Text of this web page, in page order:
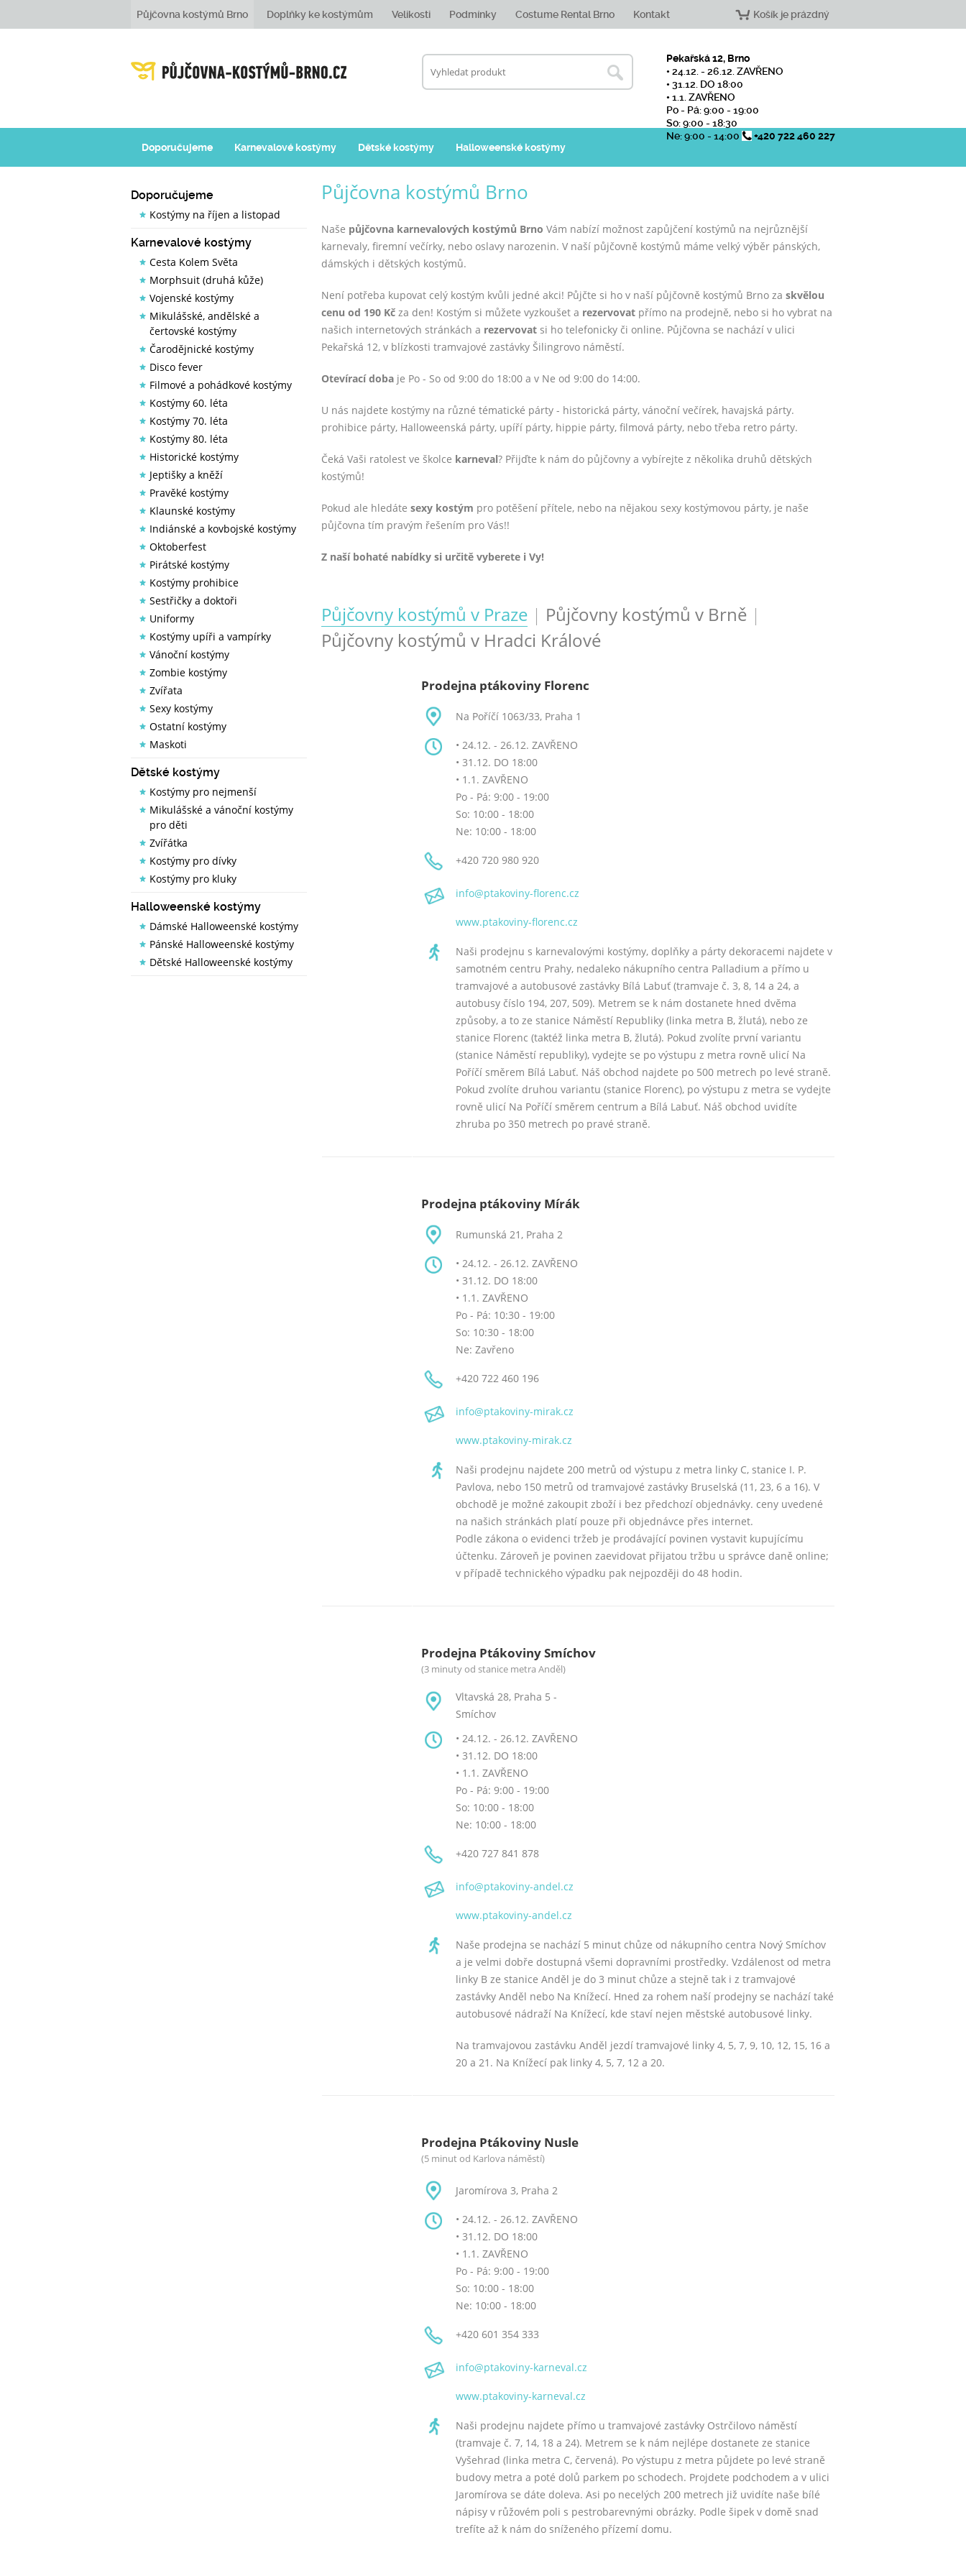
Půjčovna kostýmů Brno Doplňky ke kostýmům Velikosti Podmínky Costume Rental Brno Kontakt Košík je prázdný
Pekařská 12, Brno
• 24.12. - 26.12. ZAVŘENO
• 31.12. DO 18:00
• 1.1. ZAVŘENO
Po - Pá: 9:00 - 19:00
So: 9:00 - 18:30
Ne: 9:00 - 14:00
+420 722 460 227
Doporučujeme
Karnevalové kostýmy Dětské kostýmy Halloweenské kostýmy
Doporučujeme
Kostýmy na říjen a listopad
Karnevalové kostýmy
Cesta Kolem Světa
Morphsuit (druhá kůže)
Vojenské kostýmy
Mikulášské, andělské a
čertovské kostýmy
Čarodějnické kostýmy
Disco fever
Filmové a pohádkové kostýmy
Kostýmy 60. léta
Kostýmy 70. léta
Kostýmy 80. léta
Historické kostýmy
Jeptišky a kněží
Pravěké kostýmy
Klaunské kostýmy
Indiánské a kovbojské kostýmy
Oktoberfest
Pirátské kostýmy
Kostýmy prohibice
Sestřičky a doktoři
Uniformy
Kostýmy upíři a vampírky
Vánoční kostýmy
Zombie kostýmy
Zvířata
Sexy kostýmy
Ostatní kostýmy
Maskoti
Dětské kostýmy
Kostýmy pro nejmenší
Mikulášské a vánoční kostýmy
pro děti
Zvířátka
Kostýmy pro dívky
Kostýmy pro kluky
Halloweenské kostýmy
Dámské Halloweenské kostýmy
Pánské Halloweenské kostýmy
Dětské Halloweenské kostýmy
Půjčovna kostýmů Brno
Naše půjčovna karnevalových kostýmů Brno Vám nabízí možnost zapůjčení kostýmů na nejrůznější
karnevaly, firemní večírky, nebo oslavy narozenin. V naší půjčovně kostýmů máme velký výběr pánských,
dámských i dětských kostýmů.
Není potřeba kupovat celý kostým kvůli jedné akci! Půjčte si ho v naší půjčovně kostýmů Brno za skvělou
cenu od 190 Kč za den! Kostým si můžete vyzkoušet a rezervovat přímo na prodejně, nebo si ho vybrat na
našich internetových stránkách a rezervovat si ho telefonicky či online. Půjčovna se nachází v ulici
Pekařská 12, v blízkosti tramvajové zastávky Šilingrovo náměstí.
Otevírací doba je Po - So od 9:00 do 18:00 a v Ne od 9:00 do 14:00.
U nás najdete kostýmy na různé tématické párty - historická párty, vánoční večírek, havajská párty.
prohibice párty, Halloweenská párty, upíří párty, hippie párty, filmová párty, nebo třeba retro párty.
Čeká Vaši ratolest ve školce karneval? Přijďte k nám do půjčovny a vybírejte z několika druhů dětských
kostýmů!
Pokud ale hledáte sexy kostým pro potěšení přítele, nebo na nějakou sexy kostýmovou párty, je naše
půjčovna tím pravým řešením pro Vás!!
Z naší bohaté nabídky si určitě vyberete i Vy!
Půjčovny kostýmů v Praze | Půjčovny kostýmů v Brně |
Půjčovny kostýmů v Hradci Králové
Prodejna ptákoviny Florenc
Na Poříčí 1063/33, Praha 1
• 24.12. - 26.12. ZAVŘENO
• 31.12. DO 18:00
• 1.1. ZAVŘENO
Po - Pá: 9:00 - 19:00
So: 10:00 - 18:00
Ne: 10:00 - 18:00
+420 720 980 920
info@ptakoviny-florenc.cz
www.ptakoviny-florenc.cz
Naši prodejnu s karnevalovými kostýmy, doplňky a párty dekoracemi najdete v
samotném centru Prahy, nedaleko nákupního centra Palladium a přímo u
tramvajové a autobusové zastávky Bílá Labuť (tramvaje č. 3, 8, 14 a 24, a
autobusy číslo 194, 207, 509). Metrem se k nám dostanete hned dvěma
způsoby, a to ze stanice Náměstí Republiky (linka metra B, žlutá), nebo ze
stanice Florenc (taktéž linka metra B, žlutá). Pokud zvolíte první variantu
(stanice Náměstí republiky), vydejte se po výstupu z metra rovně ulicí Na
Poříčí směrem Bílá Labuť. Náš obchod najdete po 500 metrech po levé straně.
Pokud zvolíte druhou variantu (stanice Florenc), po výstupu z metra se vydejte
rovně ulicí Na Poříčí směrem centrum a Bílá Labuť. Náš obchod uvidíte
zhruba po 350 metrech po pravé straně.
Prodejna ptákoviny Mírák
Rumunská 21, Praha 2
• 24.12. - 26.12. ZAVŘENO
• 31.12. DO 18:00
• 1.1. ZAVŘENO
Po - Pá: 10:30 - 19:00
So: 10:30 - 18:00
Ne: Zavřeno
+420 722 460 196
info@ptakoviny-mirak.cz
www.ptakoviny-mirak.cz
Naši prodejnu najdete 200 metrů od výstupu z metra linky C, stanice I. P.
Pavlova, nebo 150 metrů od tramvajové zastávky Bruselská (11, 23, 6 a 16). V
obchodě je možné zakoupit zboží i bez předchozí objednávky. ceny uvedené
na našich stránkách platí pouze při objednávce přes internet.
Podle zákona o evidenci tržeb je prodávající povinen vystavit kupujícímu
účtenku. Zároveň je povinen zaevidovat přijatou tržbu u správce daně online;
v případě technického výpadku pak nejpozději do 48 hodin.
Prodejna Ptákoviny Smíchov
(3 minuty od stanice metra Anděl)
Vltavská 28, Praha 5 -
Smíchov
• 24.12. - 26.12. ZAVŘENO
• 31.12. DO 18:00
• 1.1. ZAVŘENO
Po - Pá: 9:00 - 19:00
So: 10:00 - 18:00
Ne: 10:00 - 18:00
+420 727 841 878
info@ptakoviny-andel.cz
www.ptakoviny-andel.cz
Naše prodejna se nachází 5 minut chůze od nákupního centra Nový Smíchov
a je velmi dobře dostupná všemi dopravními prostředky. Vzdálenost od metra
linky B ze stanice Anděl je do 3 minut chůze a stejně tak i z tramvajové
zastávky Anděl nebo Na Knížecí. Hned za rohem naší prodejny se nachází také
autobusové nádraží Na Knížecí, kde staví nejen městské autobusové linky.
Na tramvajovou zastávku Anděl jezdí tramvajové linky 4, 5, 7, 9, 10, 12, 15, 16 a
20 a 21. Na Knížecí pak linky 4, 5, 7, 12 a 20.
Prodejna Ptákoviny Nusle
(5 minut od Karlova náměstí)
Jaromírova 3, Praha 2
• 24.12. - 26.12. ZAVŘENO
• 31.12. DO 18:00
• 1.1. ZAVŘENO
Po - Pá: 9:00 - 19:00
So: 10:00 - 18:00
Ne: 10:00 - 18:00
+420 601 354 333
info@ptakoviny-karneval.cz
www.ptakoviny-karneval.cz
Naši prodejnu najdete přímo u tramvajové zastávky Ostrčilovo náměstí
(tramvaje č. 7, 14, 18 a 24). Metrem se k nám nejlépe dostanete ze stanice
Vyšehrad (linka metra C, červená). Po výstupu z metra půjdete po levé straně
budovy metra a poté dolů parkem po schodech. Projdete podchodem a v ulici
Jaromírova se dáte doleva. Asi po necelých 200 metrech již uvidíte naše bílé
nápisy v růžovém poli s pestrobarevnými obrázky. Podle šipek v domě snad
trefíte až k nám do sníženého přízemí domu.